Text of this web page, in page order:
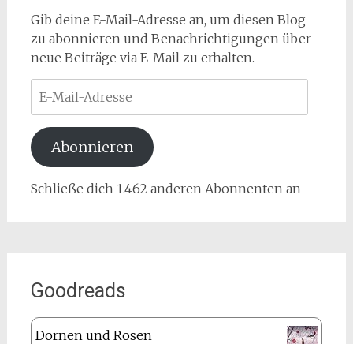
Gib deine E-Mail-Adresse an, um diesen Blog
zu abonnieren und Benachrichtigungen über
neue Beiträge via E-Mail zu erhalten.
Mail-
Adresse
Abonnieren
Schließe dich 1.462 anderen Abonnenten an
Goodreads
Dornen und Rosen